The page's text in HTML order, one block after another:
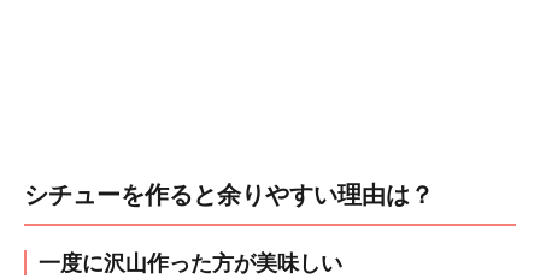
シチューを作ると余りやすい理由は？
一度に沢山作った方が美味しい